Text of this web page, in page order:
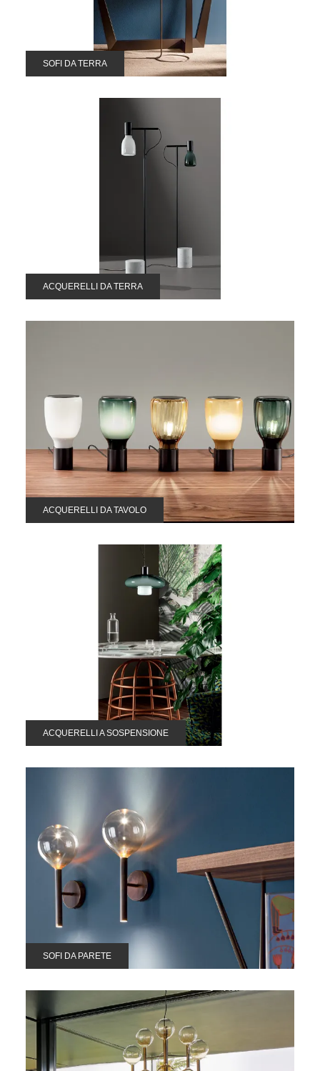
SOFI DA TERRA
ACQUERELLI DA TERRA
ACQUERELLI DA TAVOLO
ACQUERELLI A SOSPENSIONE
SOFI DA PARETE